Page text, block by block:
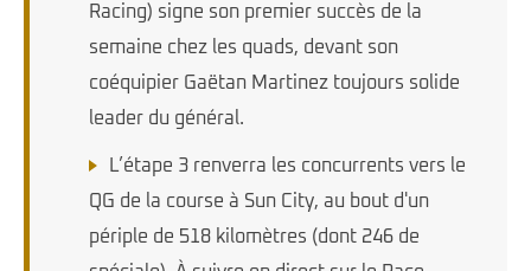
Racing) signe son premier succès de la
semaine chez les quads, devant son
coéquipier Gaëtan Martinez toujours solide
leader du général.
L’étape 3 renverra les concurrents vers le
QG de la course à Sun City, au bout d'un
périple de 518 kilomètres (dont 246 de